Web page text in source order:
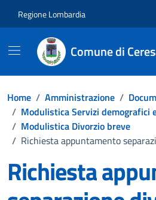
Regione Lombardia
Comune di
Home / Amministrazione /
/ Modulistica Servizi demografici
/ Modulistica Divorzio breve
/ Richiesta appuntamento
Richiesta